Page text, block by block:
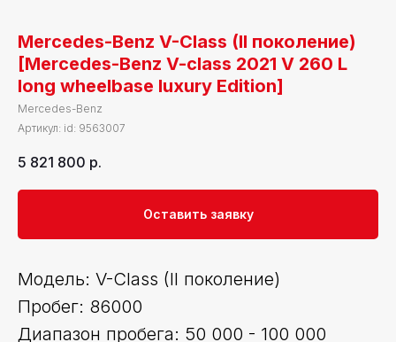
Mercedes-Benz V-Class (II поколение)
[Mercedes-Benz V-class 2021 V 260 L
long wheelbase luxury Edition]
Mercedes-Benz
Артикул: id: 9563007
5 821 800 р.
Оставить заявку
Модель: V-Class (II поколение)
Пробег: 86000
Диапазон пробега: 50 000 - 100 000